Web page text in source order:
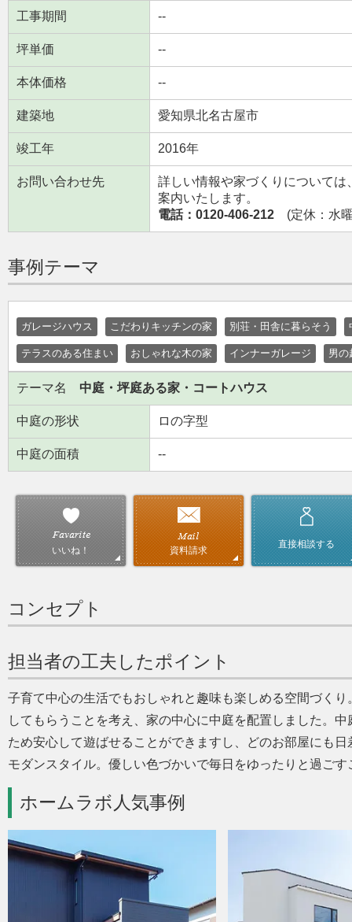
工事期間 --
坪単価 --
本体価格 --
建築地 愛知県北名古屋市
竣工年 2016年
お問い合わせ先
詳しい情報や家づくりについて
案内いたします。
電話：0120-406-212 (定休：水
事例テーマ
ガレージハウス こだわりキッチンの家 別荘・田舎に暮らそう
テラスのある住まい おしゃれな木の家 インナーガレージ 男の
テーマ名 中庭・坪庭ある家・コートハウス
中庭の形状 ロの字型
中庭の面積 --
いいね！ 資料請求
直接相談する
コンセプト
担当者の工夫したポイント
子育て中心の生活でもおしゃれと趣味も楽しめる空間づく
してもらうことを考え、家の中心に中庭を配置しました。
ため安心して遊ばせることができますし、どのお部屋にも
モダンスタイル。優しい色づかいで毎日をゆったりと過ご
ホームラボ人気事例